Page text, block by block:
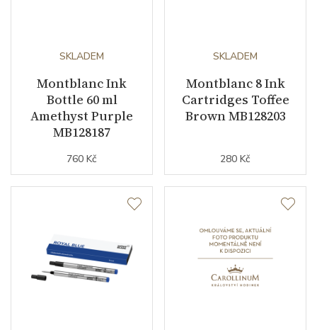
SKLADEM
Montblanc Ink
Bottle 60 ml
Amethyst Purple
MB128187
760 Kč
SKLADEM
Montblanc 8 Ink
Cartridges Toffee
Brown MB128203
280 Kč